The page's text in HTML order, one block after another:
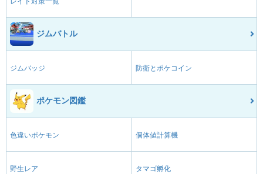
ジムバトル
ジムバッジ 防衛とポケコイン
ポケモン図鑑
色違いポケモン 個体値計算機
野生レア タマゴ孵化